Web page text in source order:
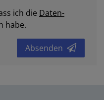
ich die Daten­
habe.
Absenden